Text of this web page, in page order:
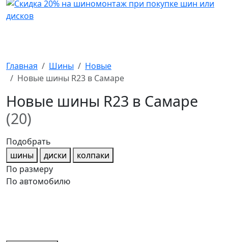
Главная Шины
Новые
Новые шины R23 в Самаре
Новые шины R23 в Самаре
(20)
Подобрать
шины
диски
колпаки
По размеру
По автомобилю